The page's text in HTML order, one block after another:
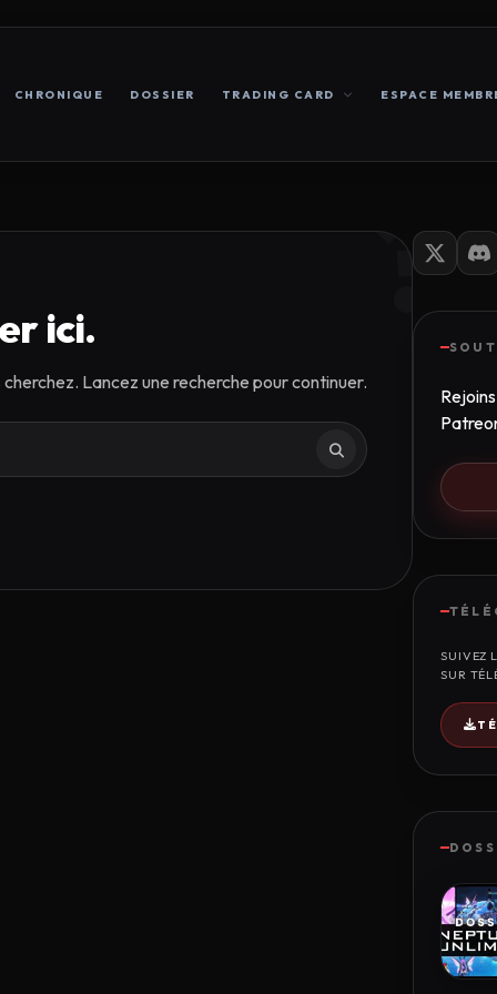
CHRONIQUE DOSSIER TRADING CARD ESPACE
?
ici.
Lancez une recherche pour continuer.
SUIVEZ
SUR